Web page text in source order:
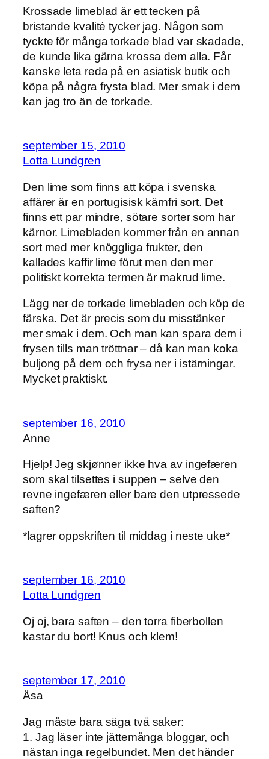
Krossade limeblad är ett tecken på
bristande kvalité tycker jag. Någon som
tyckte för många torkade blad var skadade,
de kunde lika gärna krossa dem alla. Får
kanske leta reda på en asiatisk butik och
köpa på några frysta blad. Mer smak i dem
kan jag tro än de torkade.
september 15, 2010
Lotta Lundgren
Den lime som finns att köpa i svenska
affärer är en portugisisk kärnfri sort. Det
finns ett par mindre, sötare sorter som har
kärnor. Limebladen kommer från en annan
sort med mer knöggliga frukter, den
kallades kaffir lime förut men den mer
politiskt korrekta termen är makrud lime.
Lägg ner de torkade limebladen och köp de
färska. Det är precis som du misstänker
mer smak i dem. Och man kan spara dem i
frysen tills man tröttnar – då kan man koka
buljong på dem och frysa ner i istärningar.
Mycket praktiskt.
september 16, 2010
Anne
Hjelp! Jeg skjønner ikke hva av ingefæren
som skal tilsettes i suppen – selve den
revne ingefæren eller bare den utpressede
saften?
*lagrer oppskriften til middag i neste uke*
september 16, 2010
Lotta Lundgren
Oj oj, bara saften – den torra fiberbollen
kastar du bort! Knus och klem!
september 17, 2010
Åsa
Jag måste bara säga två saker:
1. Jag läser inte jättemånga bloggar, och
nästan inga regelbundet. Men det händer